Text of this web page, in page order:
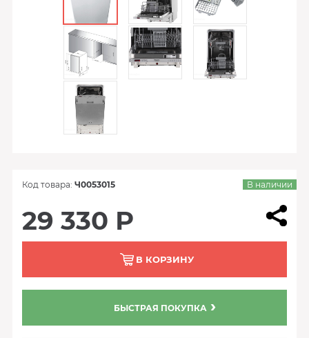
Код товара: Ч0053015 В наличии
29 330 Р
В КОРЗИНУ
БЫСТРАЯ ПОКУПКА